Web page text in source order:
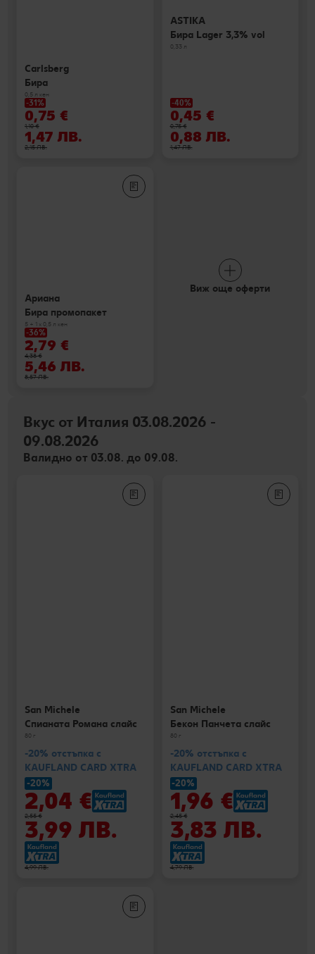
Carlsberg
Бира
0,5 л кен
-31%
0,75 €
1,10 €
1,47 ЛВ.
2,15 ЛВ.
ASTIKA
Бира Lager 3,3% vol
0,33 л
-40%
0,45 €
0,75 €
0,88 ЛВ.
1,47 ЛВ.
Ариана
Бира промопакет
5 + 1 х 0,5 л кен
-36%
2,79 €
4,38 €
5,46 ЛВ.
8,57 ЛВ.
Виж още оферти
Вкус от Италия 03.08.2026 -
09.08.2026
Валидно от 03.08. до 09.08.
San Michele
Спианата Романа слайс
80 г
-20% отстъпка с
KAUFLAND CARD XTRA
-20%
2,04 €
2,55 €
3,99 ЛВ.
4,99 ЛВ.
San Michele
Бекон Панчета слайс
80 г
-20% отстъпка с
KAUFLAND CARD XTRA
-20%
1,96 €
2,45 €
3,83 ЛВ.
4,79 ЛВ.